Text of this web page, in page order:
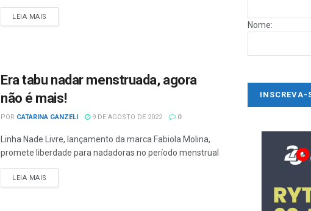
LEIA MAIS
Era tabu nadar menstruada, agora
não é mais!
POR CATARINA GANZELI 9 DE AGOSTO DE 2022 0
Linha Nade Livre, lançamento da marca Fabiola Molina,
promete liberdade para nadadoras no período menstrual
LEIA MAIS
Nome: